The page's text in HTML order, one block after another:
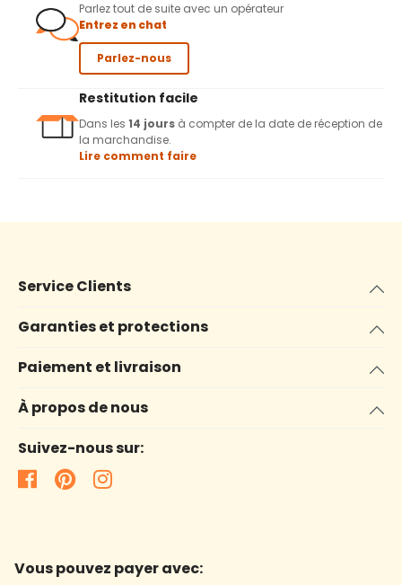
Parlez tout de suite avec un opérateur
Entrez en chat
Parlez-nous
Restitution facile
Dans les 14 jours à compter de la date de réception de
la marchandise.
Lire comment faire
Service Clients
Garanties et protections
Paiement et livraison
À propos de nous
Suivez-nous sur:
Vous pouvez payer avec: